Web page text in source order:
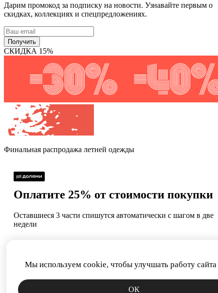
Мы используем cookie, чтобы улучшать работу сайта
ОК
Дарим промокод за подписку на новости. Узнавайте первым о
скидках, коллекциях и спецпредложениях.
Получить
СКИДКА 15%
Финальная распродажа летней одежды
Оплатите 25% от стоимости покупки
Оставшиеся 3 части спишутся автоматически с шагом в две
недели
Сегодня